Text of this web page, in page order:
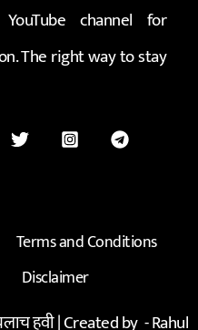
YouTube channel for
The right way to stay
Terms and Conditions
Disclaimer
हवी | Created by -Rahul